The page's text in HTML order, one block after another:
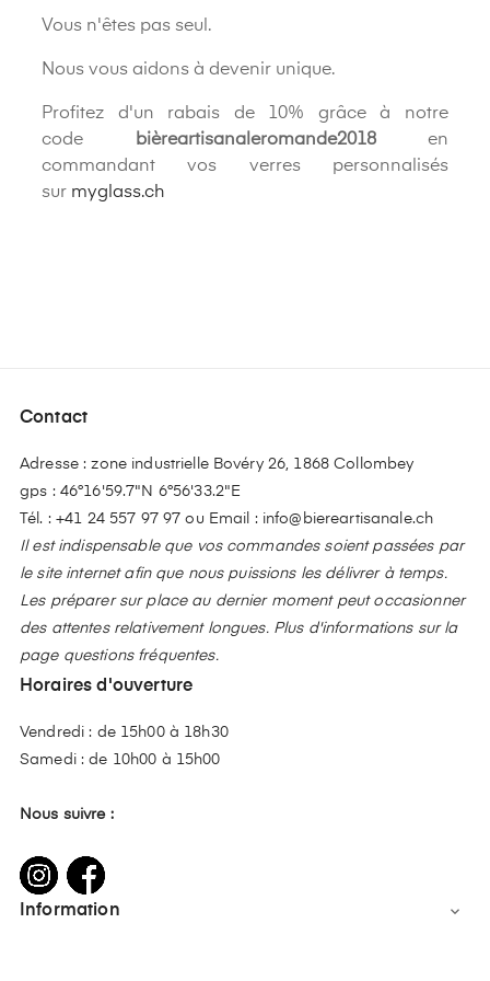
Vous n'êtes pas seul.
Nous vous aidons à devenir unique.
Profitez d'un rabais de 10% grâce à notre
code
bièreartisanaleromande2018 en
commandant vos verres personnalisés
sur myglass.ch
Contact
Adresse : zone industrielle Bovéry 26, 1868 Collombey
gps : 46°16'59.7"N 6°56'33.2"E
Tél. : +41 24 557 97 97 ou Email : info@biereartisanale.ch
Il est indispensable que vos commandes soient passées par
le site internet afin que nous puissions les délivrer à temps.
Les préparer sur place au dernier moment peut occasionner
des attentes relativement longues. Plus d'informations sur la
page questions fréquentes.
Horaires d'ouverture
Vendredi : de 15h00 à 18h30
Samedi : de 10h00 à 15h00
Nous suivre :
Information 